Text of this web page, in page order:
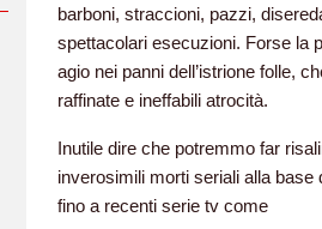
barboni, straccioni, pazzi,
spettacolari esecuzioni. Forse la
agio nei panni dell’istrione folle,
raffinate e ineffabili atrocità.
Inutile dire che potremmo far
inverosimili morti seriali alla base
fino a recenti serie tv come